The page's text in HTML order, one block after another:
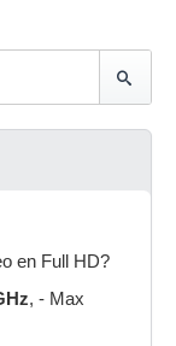
en Full HD?
, - Max